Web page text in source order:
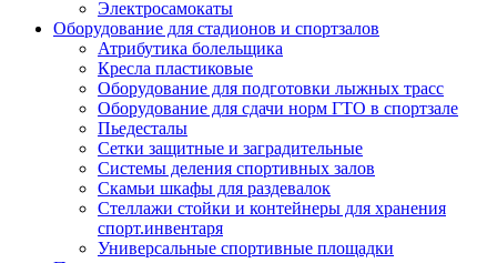
Электросамокаты
Оборудование для стадионов и спортзалов
Атрибутика болельщика
Кресла пластиковые
Оборудование для подготовки лыжных трасс
Оборудование для сдачи норм ГТО в спортзале
Пьедесталы
Сетки защитные и заградительные
Системы деления спортивных залов
Скамьи шкафы для раздевалок
Стеллажи стойки и контейнеры для хранения
спорт.инвентаря
Универсальные спортивные площадки